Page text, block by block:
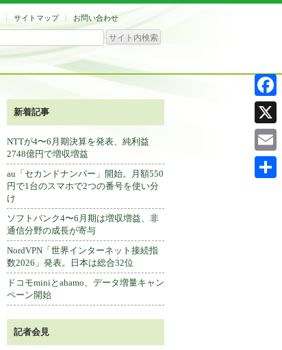
サイトマップ お問い合わせ
新着記事
NTTが4〜6月期決算を発表、純利益
2748億円で増収増益
au「セカンドナンバー」開始。月額550
円で1台のスマホで2つの番号を使い分
け
ソフトバンク4〜6月期は増収増益、非
通信分野の成長が寄与
NordVPN「世界インターネット接続指
数2026」発表。日本は総合32位
ドコモminiとahamo、データ増量キャン
ペーン開始
記者会見
X
Email